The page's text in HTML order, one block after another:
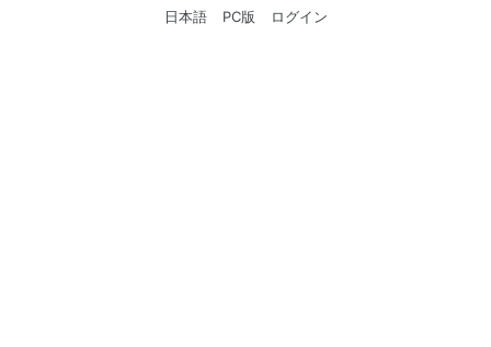
日本語 PC版 ログイン